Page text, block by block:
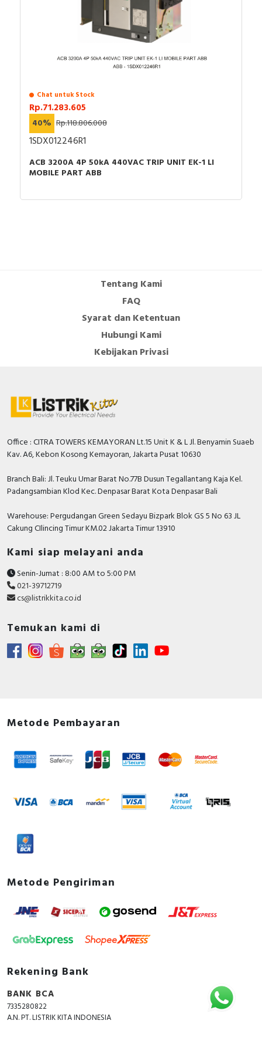
Chat untuk Stock
Rp.71.283.605
40% Rp.118.806.008
1SDX012246R1
ACB 3200A 4P 50kA 440VAC TRIP UNIT EK-1 LI
MOBILE PART ABB
Tentang Kami
FAQ
Syarat dan Ketentuan
Hubungi Kami
Kebijakan Privasi
Office : CITRA TOWERS KEMAYORAN Lt.15 Unit K & L Jl. Benyamin Suaeb
Kav. A6, Kebon Kosong Kemayoran, Jakarta Pusat 10630
Branch Bali: Jl. Teuku Umar Barat No.77B Dusun Tegallantang Kaja Kel.
Padangsambian Klod Kec. Denpasar Barat Kota Denpasar Bali
Warehouse: Pergudangan Green Sedayu Bizpark Blok GS 5 No 63 JL
Cakung CIlincing Timur KM.02 Jakarta Timur 13910
Kami siap melayani anda
Senin-Jumat : 8:00 AM to 5:00 PM
021-39712719
cs@listrikkita.co.id
Temukan kami di
Metode Pembayaran
Metode Pengiriman
Rekening Bank
BANK BCA
7335280822
A.N. PT. LISTRIK KITA INDONESIA